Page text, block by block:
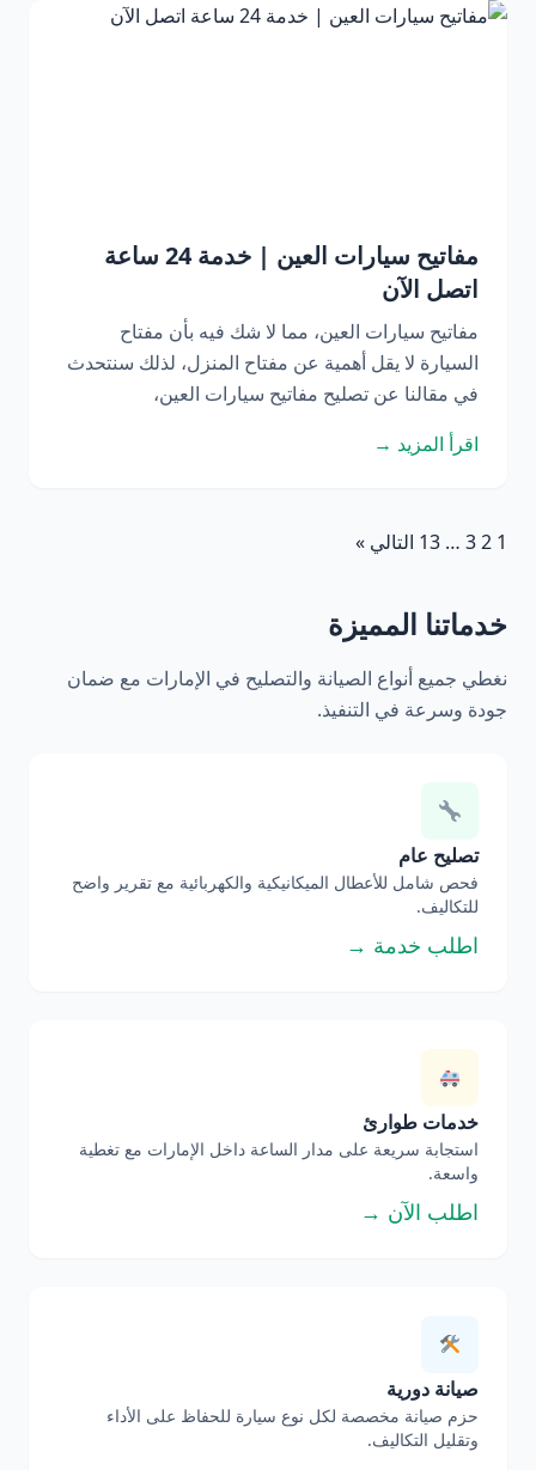
مفاتيح سيارات العين | خدمة 24 ساعة
اتصل الآن
مفاتيح سيارات العين، مما لا شك فيه بأن مفتاح
السيارة لا يقل أهمية عن مفتاح المنزل، لذلك سنتحدث
في مقالنا عن تصليح مفاتيح سيارات العين،
اقرأ المزيد →
1
2
3
…
13 التالي »
خدماتنا المميزة
نغطي جميع أنواع الصيانة والتصليح في الإمارات مع ضمان
جودة وسرعة في التنفيذ.
تصليح عام
فحص شامل للأعطال الميكانيكية والكهربائية مع تقرير واضح
للتكاليف.
اطلب خدمة →
خدمات طوارئ
استجابة سريعة على مدار الساعة داخل الإمارات مع تغطية
واسعة.
اطلب الآن →
صيانة دورية
حزم صيانة مخصصة لكل نوع سيارة للحفاظ على الأداء
وتقليل التكاليف.